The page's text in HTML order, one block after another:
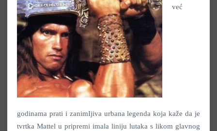
već
godinama prati i zanimIjiva urbana legenda koja kaže da je
tvrtka Mattel u pripremi imala liniju lutaka s likom glavnog